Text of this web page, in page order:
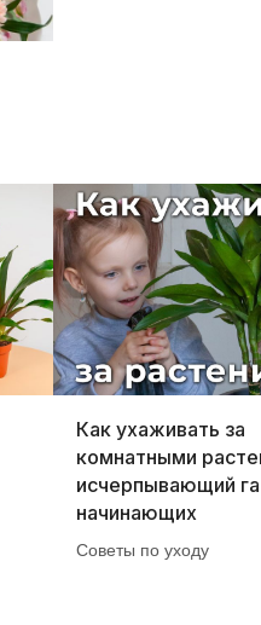
Как ухаживать за
комнатными
исчерпывающий
начинающих
Советы по уходу